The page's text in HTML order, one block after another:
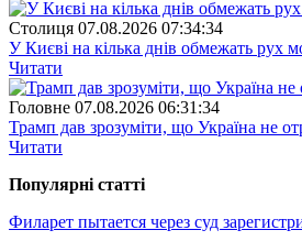
Столиця 07.08.2026 07:34:34
У Києві на кілька днів обмежать рух
Читати
Головне 07.08.2026 06:31:34
Трамп дав зрозуміти, що Україна не
Читати
Популярнi статтi
Филарет пытается через суд